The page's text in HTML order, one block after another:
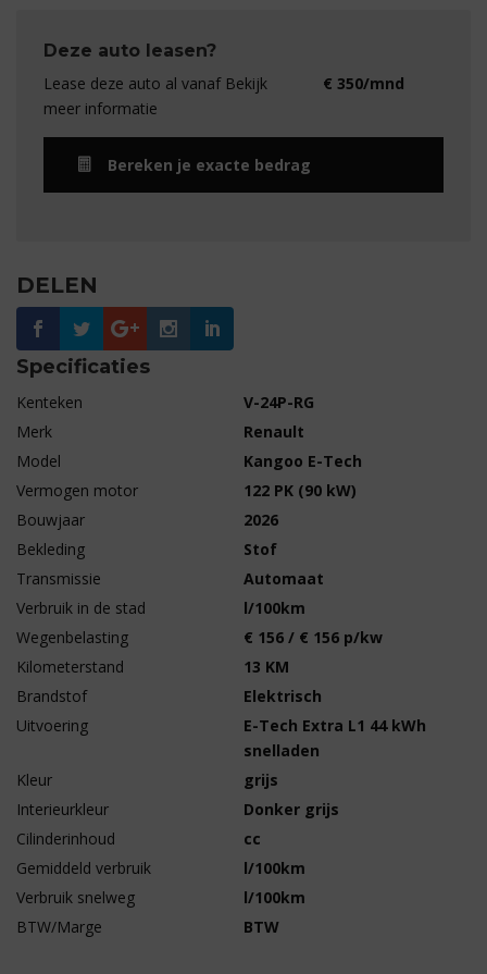
Deze auto leasen?
Lease deze auto al vanaf Bekijk
meer informatie
€ 350/mnd
Bereken je exacte bedrag
DELEN
Specificaties
Kenteken
V-24P-RG
Merk
Renault
Model
Kangoo E-Tech
Vermogen motor
122 PK (90 kW)
Bouwjaar
2026
Bekleding
Stof
Transmissie
Automaat
Verbruik in de stad
l/100km
Wegenbelasting
€ 156 / € 156 p/kw
Kilometerstand
13 KM
Brandstof
Elektrisch
Uitvoering
E-Tech Extra L1 44 kWh
snelladen
Kleur
grijs
Interieurkleur
Donker grijs
Cilinderinhoud
cc
Gemiddeld verbruik
l/100km
Verbruik snelweg
l/100km
BTW/Marge
BTW